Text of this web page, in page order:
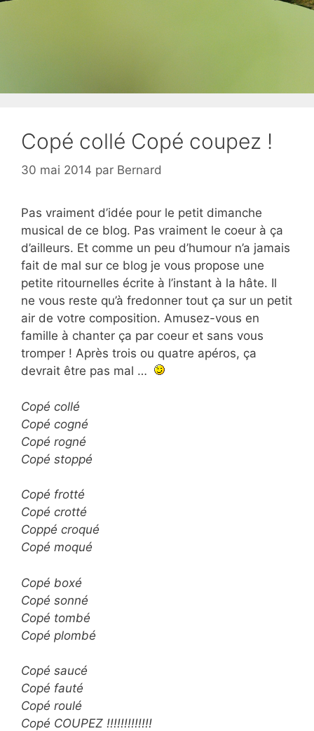
Copé collé Copé coupez !
30 mai 2014 par Bernard
Pas vraiment d’idée pour le petit dimanche
musical de ce blog. Pas vraiment le coeur à ça
d’ailleurs. Et comme un peu d’humour n’a jamais
fait de mal sur ce blog je vous propose une
petite ritournelles écrite à l’instant à la hâte. Il
ne vous reste qu’à fredonner tout ça sur un petit
air de votre composition. Amusez-vous en
famille à chanter ça par coeur et sans vous
tromper ! Après trois ou quatre apéros, ça
devrait être pas mal …
Copé collé
Copé cogné
Copé rogné
Copé stoppé
Copé frotté
Copé crotté
Coppé croqué
Copé moqué
Copé boxé
Copé sonné
Copé tombé
Copé plombé
Copé saucé
Copé fauté
Copé roulé
Copé COUPEZ !!!!!!!!!!!!!